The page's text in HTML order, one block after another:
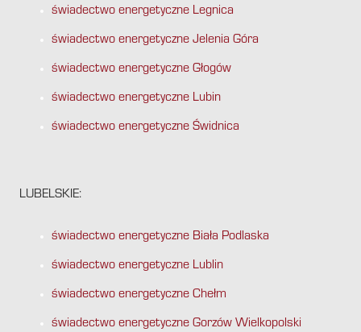
świadectwo energetyczne Legnica
świadectwo energetyczne Jelenia Góra
świadectwo energetyczne Głogów
świadectwo energetyczne Lubin
świadectwo energetyczne Świdnica
LUBELSKIE:
świadectwo energetyczne Biała Podlaska
świadectwo energetyczne Lublin
świadectwo energetyczne Chełm
świadectwo energetyczne Gorzów Wielkopolski